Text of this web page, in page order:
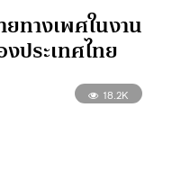
ทางเพศในงาน
ประเทศไทย
18.2K